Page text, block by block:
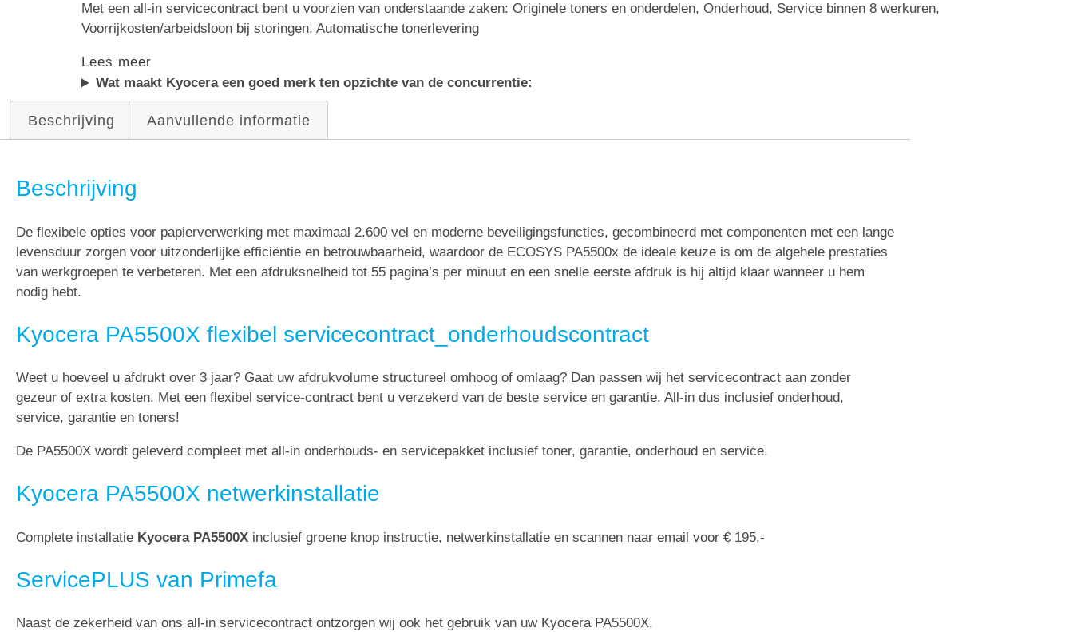
Met een all-in servicecontract bent u voorzien van onderstaande zaken: Originele toners en onderdelen, Onderhoud, Service binnen 8 werkuren,
Voorrijkosten/arbeidsloon bij storingen, Automatische tonerlevering
Lees meer
Wat maakt Kyocera een goed merk ten opzichte van de concurrentie:
Beschrijving Aanvullende informatie
Beschrijving
De flexibele opties voor papierverwerking met maximaal 2.600 vel en moderne beveiligingsfuncties, gecombineerd met componenten met een lange
levensduur zorgen voor uitzonderlijke efficiëntie en betrouwbaarheid, waardoor de ECOSYS PA5500x de ideale keuze is om de algehele prestaties
van werkgroepen te verbeteren. Met een afdruksnelheid tot 55 pagina’s per minuut en een snelle eerste afdruk is hij altijd klaar wanneer u hem
nodig hebt.
Kyocera PA5500X flexibel servicecontract_onderhoudscontract
Weet u hoeveel u afdrukt over 3 jaar? Gaat uw afdrukvolume structureel omhoog of omlaag? Dan passen wij het servicecontract aan zonder
gezeur of extra kosten. Met een flexibel service-contract bent u verzekerd van de beste service en garantie. All-in dus inclusief onderhoud,
service, garantie en toners!
De PA5500X wordt geleverd compleet met all-in onderhouds- en servicepakket inclusief toner, garantie, onderhoud en service.
Kyocera PA5500X netwerkinstallatie
Complete installatie Kyocera PA5500X inclusief groene knop instructie, netwerkinstallatie en scannen naar email voor € 195,-
ServicePLUS van Primefa
Naast de zekerheid van ons all-in servicecontract ontzorgen wij ook het gebruik van uw Kyocera PA5500X.